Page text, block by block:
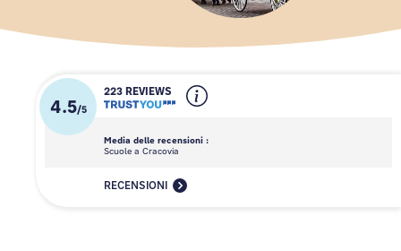
4.5/5
223 REVIEWS
Media delle recensioni :
Scuole a Cracovia
RECENSIONI